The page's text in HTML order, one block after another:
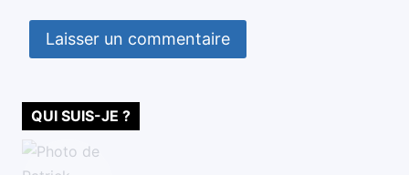
QUI SUIS-JE ?